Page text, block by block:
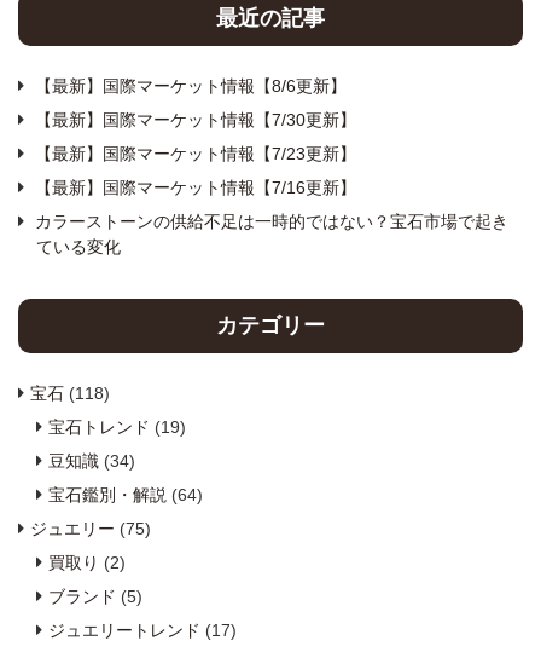
最近の記事
【最新】国際マーケット情報【8/6更新】
【最新】国際マーケット情報【7/30更新】
【最新】国際マーケット情報【7/23更新】
【最新】国際マーケット情報【7/16更新】
カラーストーンの供給不足は一時的ではない？宝石市場で起き
ている変化
カテゴリー
宝石 (118)
宝石トレンド (19)
豆知識 (34)
宝石鑑別・解説 (64)
ジュエリー (75)
買取り (2)
ブランド (5)
ジュエリートレンド (17)